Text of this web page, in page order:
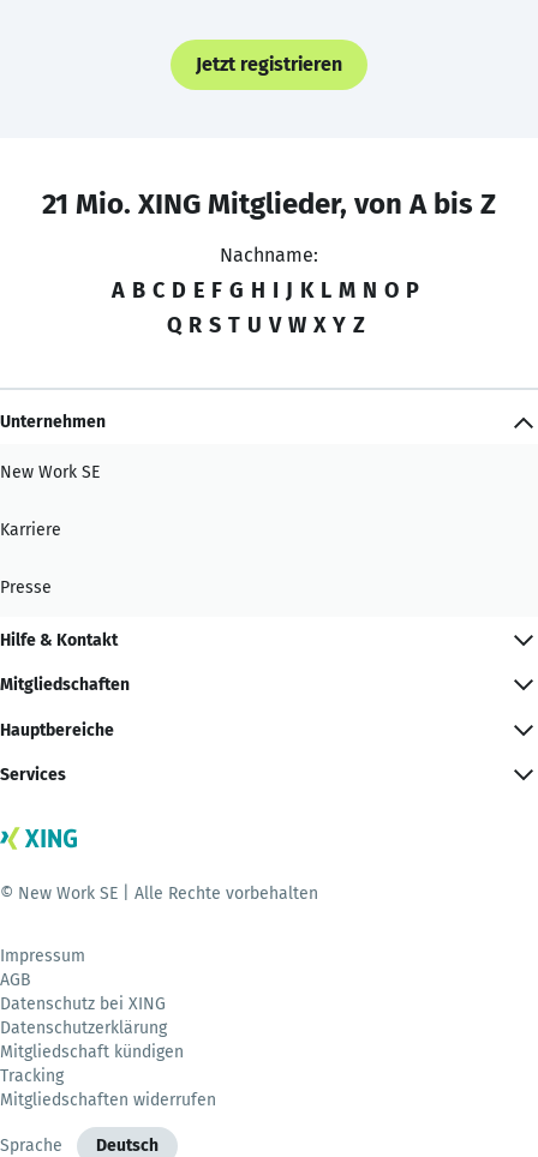
Jetzt registrieren
21 Mio. XING Mitglieder, von A bis Z
Nachname:
A B C D E F G H I J K L M N O P
Q R S T U V W X Y Z
Unternehmen
New Work SE
Karriere
Presse
Hilfe & Kontakt
Mitgliedschaften
Hauptbereiche
Services
© New Work SE | Alle Rechte vorbehalten
Impressum
AGB
Datenschutz bei XING
Datenschutzerklärung
Mitgliedschaft kündigen
Tracking
Mitgliedschaften widerrufen
Sprache Deutsch